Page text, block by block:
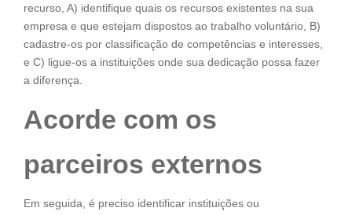
recurso, A) identifique quais os recursos existentes na sua
empresa e que estejam dispostos ao trabalho voluntário, B)
cadastre-os por classificação de competências e interesses,
e C) ligue-os a instituições onde sua dedicação possa fazer
a diferença.
Acorde com os
parceiros externos
Em seguida, é preciso identificar instituições ou